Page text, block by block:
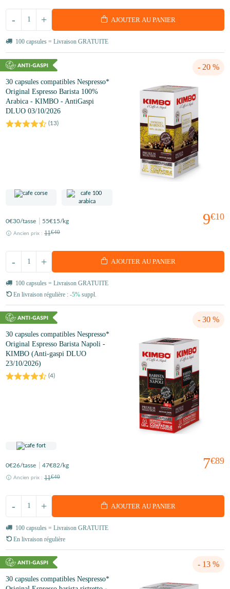
+
- AJOUTER AU PANIER
100 capsules = Livraison GRATUITE
- 20 %
30 capsules compatibles Nespresso*
Original Espresso Barista 100%
Arabica - KIMBO - AntiGaspi
DLUO 03/10/2026
(13)
9€10
0€30/tasse 55€15/kg
Ancien prix : 11€40
+
- AJOUTER AU PANIER
100 capsules = Livraison GRATUITE
En livraison régulière : -5% suppl.
- 30 %
30 capsules compatibles Nespresso*
Original Espresso Barista Napoli -
KIMBO (Anti-gaspi DLUO
23/10/2026)
(4)
7€89
0€26/tasse 47€82/kg
Ancien prix : 11€40
+
- AJOUTER AU PANIER
100 capsules = Livraison GRATUITE
En livraison régulière
- 13 %
30 capsules compatibles Nespresso*